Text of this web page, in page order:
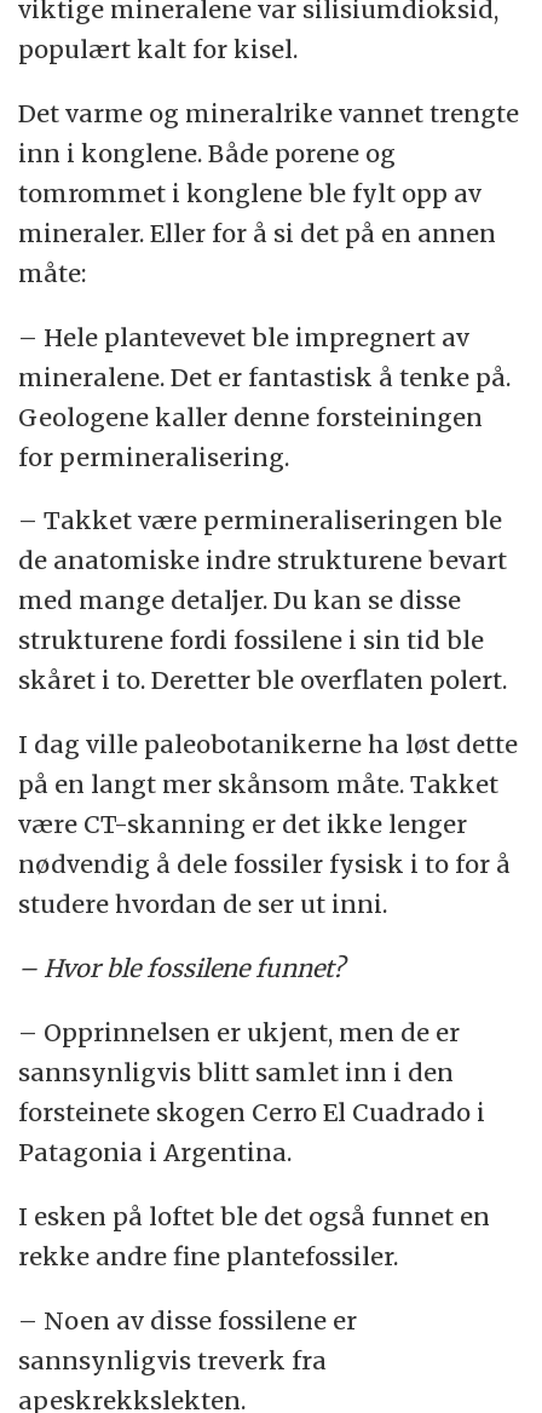
viktige mineralene var silisiumdioksid,
populært kalt for kisel.
Det varme og mineralrike vannet trengte
inn i konglene. Både porene og
tomrommet i konglene ble fylt opp av
mineraler. Eller for å si det på en annen
måte:
– Hele plantevevet ble impregnert av
mineralene. Det er fantastisk å tenke på.
Geologene kaller denne forsteiningen
for permineralisering.
– Takket være permineraliseringen ble
de anatomiske indre strukturene bevart
med mange detaljer. Du kan se disse
strukturene fordi fossilene i sin tid ble
skåret i to. Deretter ble overflaten polert.
I dag ville paleobotanikerne ha løst dette
på en langt mer skånsom måte. Takket
være CT-skanning er det ikke lenger
nødvendig å dele fossiler fysisk i to for å
studere hvordan de ser ut inni.
– Hvor ble fossilene funnet?
– Opprinnelsen er ukjent, men de er
sannsynligvis blitt samlet inn i den
forsteinete skogen Cerro El Cuadrado i
Patagonia i Argentina.
I esken på loftet ble det også funnet en
rekke andre fine plantefossiler.
– Noen av disse fossilene er
sannsynligvis treverk fra
apeskrekkslekten.